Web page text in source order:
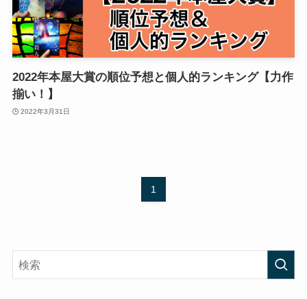
2022年本屋大賞の順位予想と個人的ランキング【力作
揃い！】
2022年3月31日
1